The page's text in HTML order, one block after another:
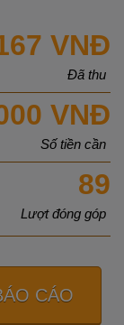
VNĐ
Đã thu
VNĐ
Số tiền cần
89
Lượt đóng góp
CÁO